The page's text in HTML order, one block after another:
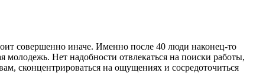
совершенно иначе. Именно после 40 люди наконец-то
Нет надобности отвлекаться на поиски работы,
сконцентрироваться на ощущениях и сосредоточиться